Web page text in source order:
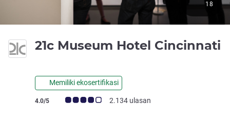
21c Museum Hotel Cincinnati
Memiliki ekosertifikasi
Catatan tamu Avis (Peringkat ALL)
4.0/5 2.134 ulasan
18